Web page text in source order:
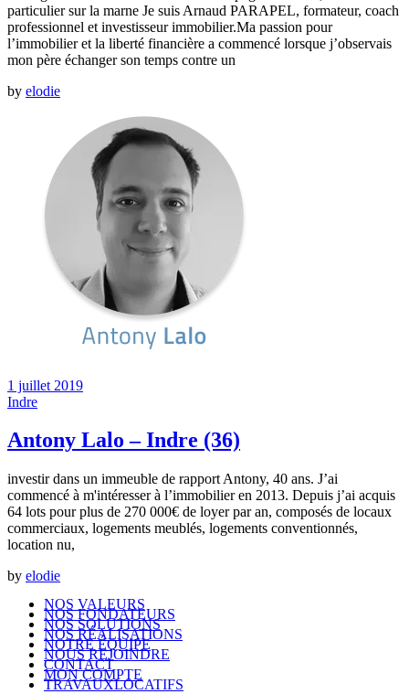
particulier sur la marne Je suis Arnaud PARAPEL, formateur, coach
professionnel et investisseur immobilier.Ma passion pour
l’immobilier et la liberté financière a commencé lorsque j’observais
mon père échanger son temps contre un
by elodie
1 juillet 2019
Indre
Antony Lalo – Indre (36)
investir dans un immeuble de rapport Antony, 40 ans. J’ai
commencé à m'intéresser à l’immobilier en 2013. Depuis j’ai acquis
64 lots pour plus de 270 000€ de loyer par an, composés de locaux
commerciaux, logements meublés, logements conventionnés,
location nu,
by elodie
NOS VALEURS
NOS FONDATEURS
NOS SOLUTIONS
NOS RÉALISATIONS
NOTRE ÉQUIPE
NOUS REJOINDRE
CONTACT
MON COMPTE
TRAVAUXLOCATIFS